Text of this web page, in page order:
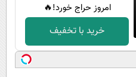
امروز حراج خورد!🔥
خرید با تخفیف